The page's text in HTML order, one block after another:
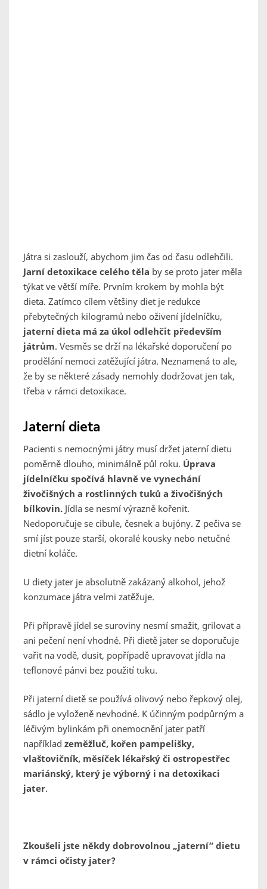
Játra si zaslouží, abychom jim čas od času odlehčili.
Jarní detoxikace celého těla by se proto jater měla
týkat ve větší míře. Prvním krokem by mohla být
dieta. Zatímco cílem většiny diet je redukce
přebytečných kilogramů nebo oživení jídelníčku,
jaterní dieta má za úkol odlehčit především
játrům. Vesměs se drží na lékařské doporučení po
prodělání nemoci zatěžující játra. Neznamená to ale,
že by se některé zásady nemohly dodržovat jen tak,
třeba v rámci detoxikace.
Jaterní dieta
Pacienti s nemocnými játry musí držet jaterní dietu
poměrně dlouho, minimálně půl roku. Úprava
jídelníčku spočívá hlavně ve vynechání
živočišných a rostlinných tuků a živočišných
bílkovin. Jídla se nesmí výrazně kořenit.
Nedoporučuje se cibule, česnek a bujóny. Z pečiva se
smí jíst pouze starší, okoralé kousky nebo netučné
dietní koláče.
U diety jater je absolutně zakázaný alkohol, jehož
konzumace játra velmi zatěžuje.
Při přípravě jídel se suroviny nesmí smažit, grilovat a
ani pečení není vhodné. Při dietě jater se doporučuje
vařit na vodě, dusit, popřípadě upravovat jídla na
teflonové pánvi bez použití tuku.
Při jaterní dietě se používá olivový nebo řepkový olej,
sádlo je vyloženě nevhodné. K účinným podpůrným a
léčivým bylinkám při onemocnění jater patří
například zeměžluč, kořen pampelišky,
vlaštovičník, měsíček lékařský či ostropestřec
mariánský, který je výborný i na detoxikaci
jater.
Zkoušeli jste někdy dobrovolnou „jaterní“ dietu
v rámci očisty jater?